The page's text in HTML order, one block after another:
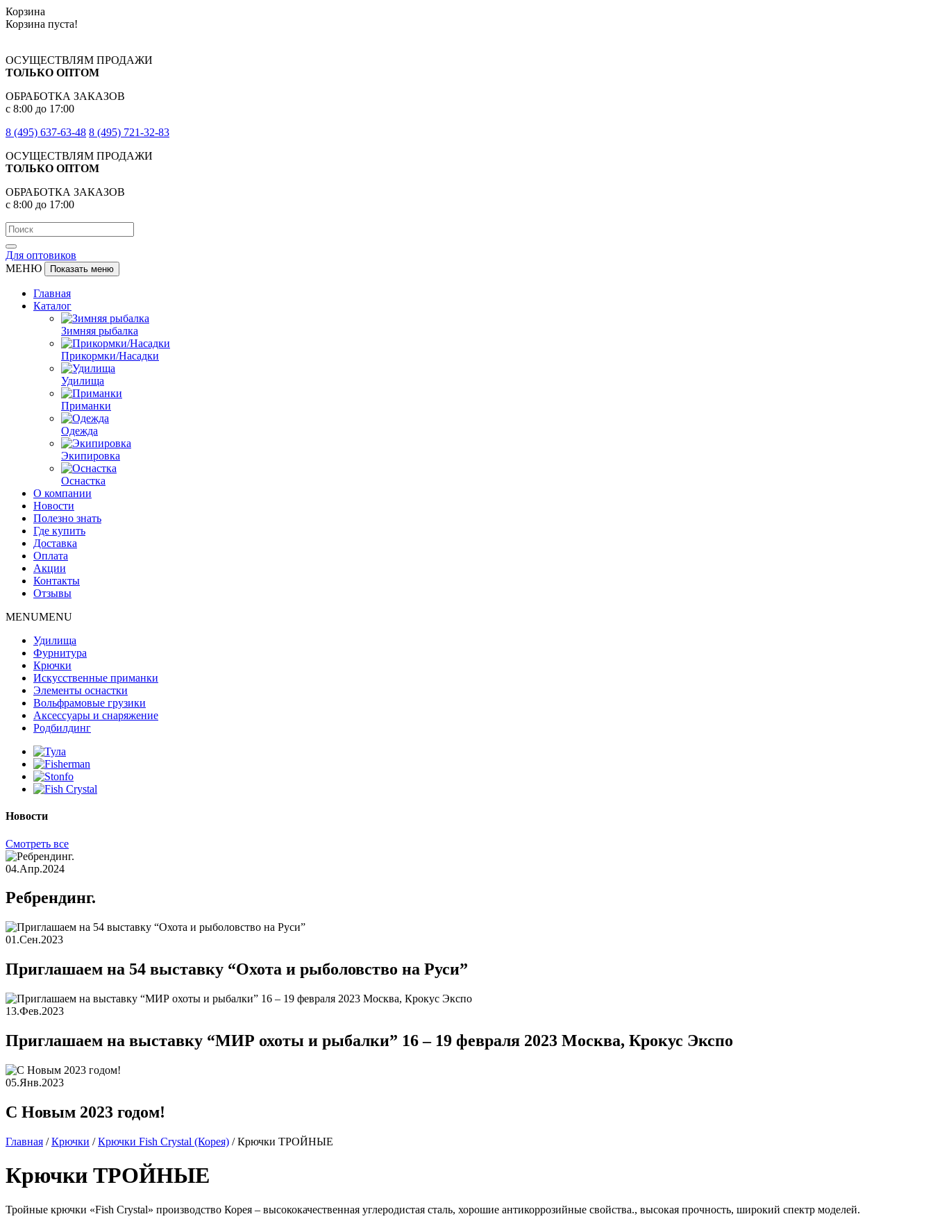
Корзина
Корзина пуста!
ОСУЩЕСТВЛЯМ ПРОДАЖИ
ТОЛЬКО ОПТОМ
ОБРАБОТКА ЗАКАЗОВ
с 8:00 до 17:00
8 (495) 637-63-48 8 (495) 721-32-83
ОСУЩЕСТВЛЯМ ПРОДАЖИ
ТОЛЬКО ОПТОМ
ОБРАБОТКА ЗАКАЗОВ
с 8:00 до 17:00
Для оптовиков
МЕНЮ
Показать меню
Главная
Каталог
Зимняя рыбалка
Прикормки/Насадки
Удилища
Приманки
Одежда
Экипировка
Оснастка
О компании
Новости
Полезно знать
Где купить
Доставка
Оплата
Акции
Контакты
Отзывы
MENUMENU
Удилища
Фурнитура
Крючки
Искусственные приманки
Элементы оснастки
Вольфрамовые грузики
Аксессуары и снаряжение
Родбилдинг
Новости
Смотреть все
04.Апр.2024
Ребрендинг.
01.Сен.2023
Приглашаем на 54 выставку “Охота и рыболовство на Руси”
13.Фев.2023
Приглашаем на выставку “МИР охоты и рыбалки” 16 – 19 февраля 2023 Москва, Крокус Экспо
05.Янв.2023
С Новым 2023 годом!
Главная /Крючки /Крючки Fish Crystal (Корея) /Крючки ТРОЙНЫЕ
Крючки ТРОЙНЫЕ
Тройные крючки «Fish Crystal» производство Корея – высококачественная углеродистая сталь, хорошие антикоррозийные свойства., высокая прочность, широкий спектр моделей.